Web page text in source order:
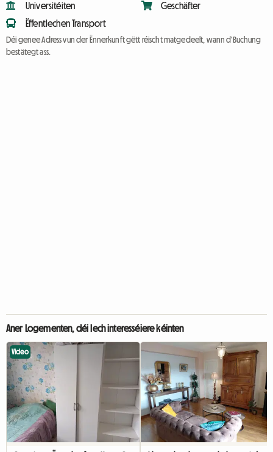
Universitéiten
Ëffentlechen Transport
Geschäfter
Déi genee Adress vun der Ënnerkunft gëtt réischt matgedeelt, wann d'Buchung
bestätegt ass.
Aner Logementen, déi Iech interesséiere kéinten
Video